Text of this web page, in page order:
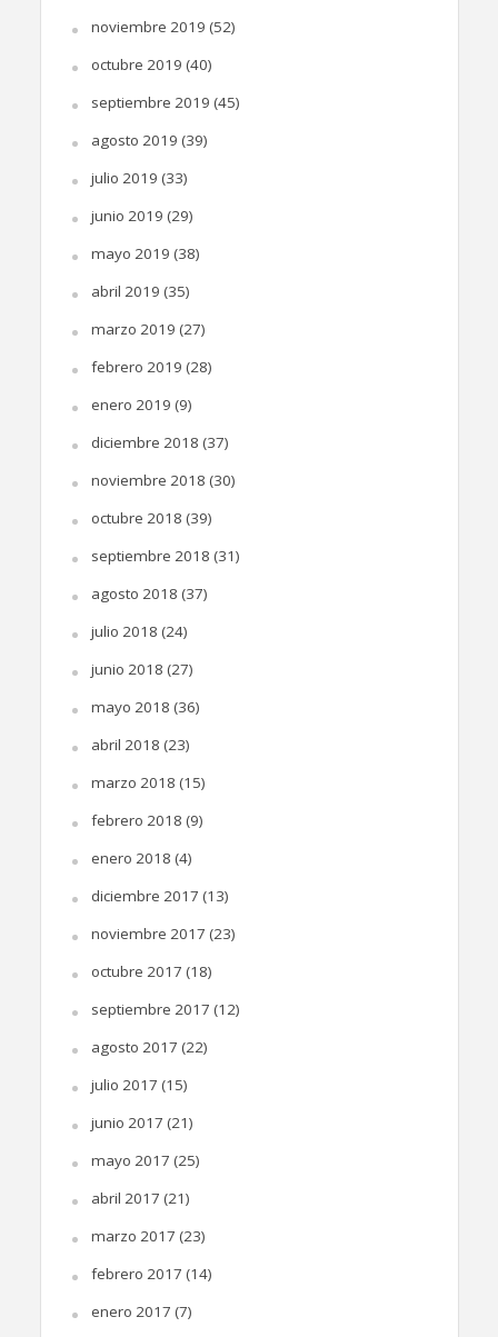
noviembre 2019 (52)
octubre 2019 (40)
septiembre 2019 (45)
agosto 2019 (39)
julio 2019 (33)
junio 2019 (29)
mayo 2019 (38)
abril 2019 (35)
marzo 2019 (27)
febrero 2019 (28)
enero 2019 (9)
diciembre 2018 (37)
noviembre 2018 (30)
octubre 2018 (39)
septiembre 2018 (31)
agosto 2018 (37)
julio 2018 (24)
junio 2018 (27)
mayo 2018 (36)
abril 2018 (23)
marzo 2018 (15)
febrero 2018 (9)
enero 2018 (4)
diciembre 2017 (13)
noviembre 2017 (23)
octubre 2017 (18)
septiembre 2017 (12)
agosto 2017 (22)
julio 2017 (15)
junio 2017 (21)
mayo 2017 (25)
abril 2017 (21)
marzo 2017 (23)
febrero 2017 (14)
enero 2017 (7)